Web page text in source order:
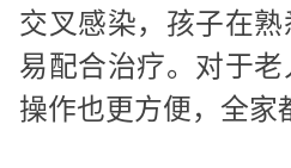
交叉感染，孩子在
易配合治疗。对于
操作也更方便，全家